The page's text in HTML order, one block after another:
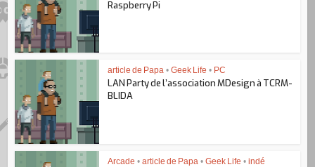
Raspberry Pi
article de Papa • Geek Life • PC
LAN Party de l’association MDesign à TCRM-
BLIDA
Arcade • article de Papa • Geek Life • indé